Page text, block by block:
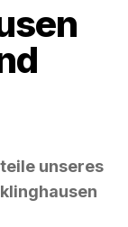
unseres